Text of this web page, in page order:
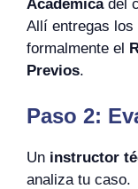
Académicadel
Allí entregas
formalmente el
Previos.
Paso 2:
Un instructor
analiza tu caso.